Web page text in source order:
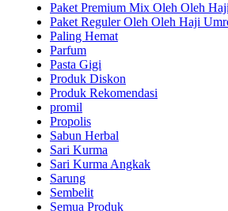
Paket Premium Mix Oleh Oleh
Paket Reguler Oleh Oleh Haji
Paling Hemat
Parfum
Pasta Gigi
Produk Diskon
Produk Rekomendasi
promil
Propolis
Sabun Herbal
Sari Kurma
Sari Kurma Angkak
Sarung
Sembelit
Semua Produk